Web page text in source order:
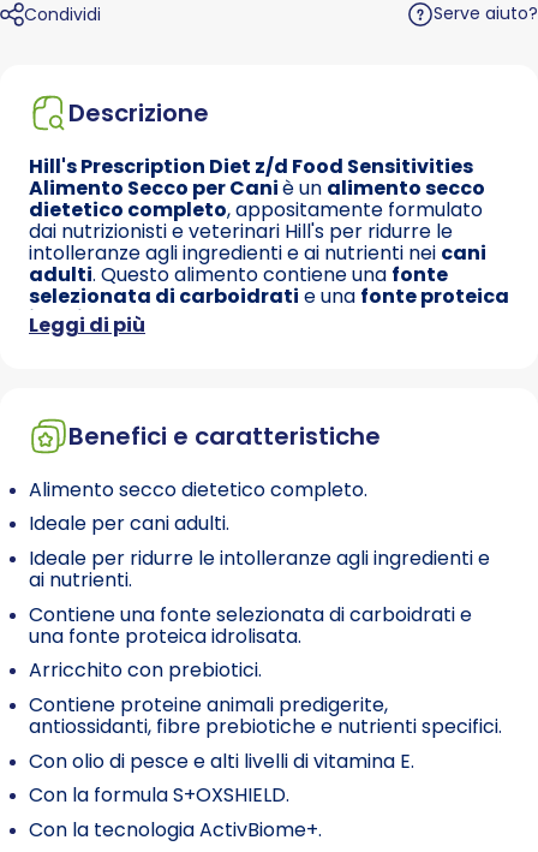
Condividi Serve aiuto?
Descrizione
Hill's Prescription Diet z/d Food Sensitivities
Alimento Secco per Caniè un alimento secco
dietetico completo, appositamente formulato
dai nutrizionisti e veterinari Hill's per ridurre le
intolleranze agli ingredienti e ai nutrienti nei cani
adulti. Questo alimento contiene una fonte
selezionata di carboidrati e una fonte proteica
idrolisata, studiata per evitare il rilevamento da
parte del sistema immunitario e migliorare
Hill's Prescription Diet z/d agisce dall'interno per
evitare il problema principale: una reazione
Prescription Diet z/d è un prodotto specializzato
che utilizza proteine idrolizzate, suddivise in pezzi
più piccoli, per ridurre la possibilità di reazioni
avverse. Questo alimento èarricchito con
prebioticiper favorire un sano equilibrio del
contribuire a mantenere una pelle sana. La
formula include ancheproteine animali
predigerite,antiossidanti
nutrienti specificiper la salute della pelle. Inoltre,
contiene olio di pesceper un apporto ottimale di
acidi grassi essenziali ealti livelli di vitamina E,
insieme a una collaudata miscela di fibre
prebiotiche per sostenere la salute digestiva. La
formula S+OXSHIELDè progettata per
promuovere un ambiente urinario sano, riducendo
il rischio di cristalli di struvite e ossalato di calcio.
Leggi di più
Benefici e caratteristiche
Alimento secco dietetico completo.
Ideale per cani adulti.
Ideale per ridurre le intolleranze agli ingredienti e
ai nutrienti.
Contiene una fonte selezionata di carboidrati e
una fonte proteica idrolisata.
Arricchito con prebiotici.
Contiene proteine animali predigerite,
antiossidanti, fibre prebiotiche e nutrienti specifici.
Con olio di pesce e alti livelli di vitamina E.
Con la formula S+OXSHIELD.
Con la tecnologia ActivBiome+.